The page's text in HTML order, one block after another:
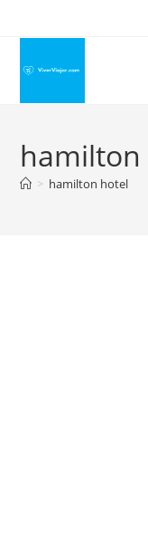
conteúdo
hamilton
> hamilton hotel